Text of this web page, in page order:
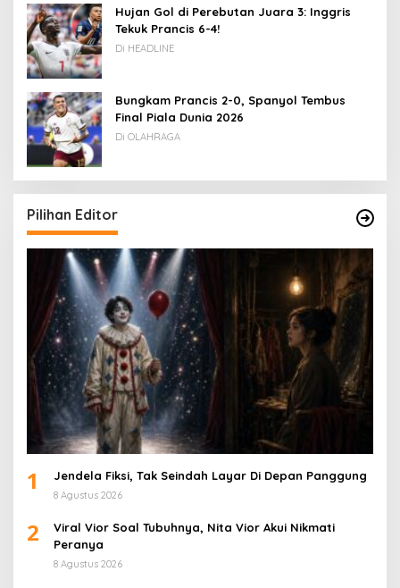
Hujan Gol di Perebutan Juara 3: Inggris
Tekuk Prancis 6-4!
Di HEADLINE
Bungkam Prancis 2-0, Spanyol Tembus
Final Piala Dunia 2026
Di OLAHRAGA
Pilihan Editor
1 Jendela Fiksi, Tak Seindah Layar Di Depan Panggung
8 Agustus 2026
2
Viral Vior Soal Tubuhnya, Nita Vior Akui Nikmati
Peranya
8 Agustus 2026